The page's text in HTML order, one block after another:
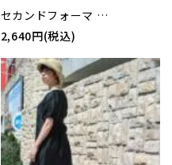
セカンドフォーマ …
2,640円(税込)